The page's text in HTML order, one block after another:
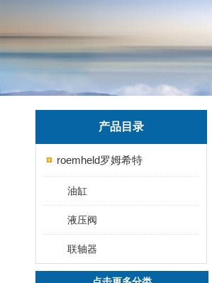
产品目录
roemheld罗姆希特
油缸
液压阀
联轴器